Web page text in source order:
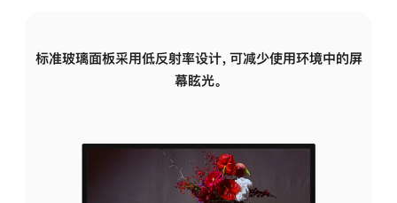
标准玻璃面板采用低反射率设计，可减少使用环境中的屏
幕眩光。